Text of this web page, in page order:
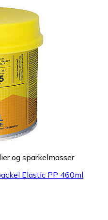
og sparkelmasser
Elastic PP 460ml